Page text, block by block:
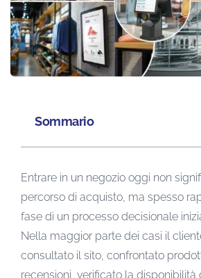
Sommario
Entrare in un negozio oggi non
percorso di acquisto, ma spesso
fase di un processo decisionale
Nella maggior parte dei casi il
consultato il sito, confrontato
recensioni, verificato la disponibilità